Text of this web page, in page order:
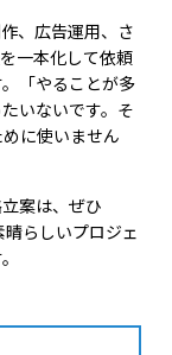
、広告運用、さ
一本化して依頼
「やることが多
いないです。そ
に使いません
案は、ぜひ
らしいプロジェ